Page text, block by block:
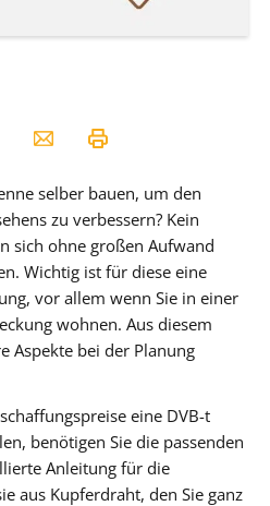
selber bauen, um den
zu verbessern? Kein
sich ohne großen Aufwand
Wichtig ist für diese eine
vor allem wenn Sie in einer
wohnen. Aus diesem
Aspekte bei der Planung
eine DVB-t
benötigen Sie die passenden
Anleitung für die
aus Kupferdraht, den Sie ganz